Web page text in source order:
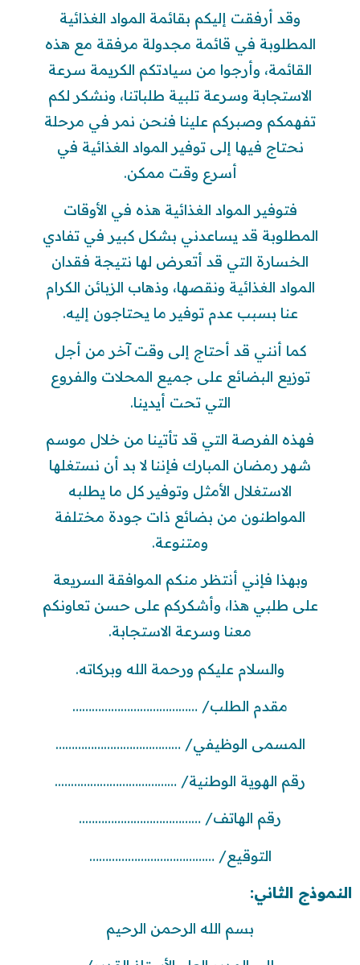
وقد أرفقت إليكم بقائمة المواد الغذائية
المطلوبة في قائمة مجدولة مرفقة مع هذه
القائمة، وأرجوا من سيادتكم الكريمة سرعة
الاستجابة وسرعة تلبية طلباتنا، ونشكر لكم
تفهمكم وصبركم علينا فنحن نمر في مرحلة
نحتاج فيها إلى توفير المواد الغذائية في
أسرع وقت ممكن.
فتوفير المواد الغذائية هذه في الأوقات
المطلوبة قد يساعدني بشكل كبير في تفادي
الخسارة التي قد أتعرض لها نتيجة فقدان
المواد الغذائية ونقصها، وذهاب الزبائن الكرام
عنا بسبب عدم توفير ما يحتاجون إليه.
كما أنني قد أحتاج إلى وقت آخر من أجل
توزيع البضائع على جميع المحلات والفروع
التي تحت أيدينا.
فهذه الفرصة التي قد تأتينا من خلال موسم
شهر رمضان المبارك فإننا لا بد أن نستغلها
الاستغلال الأمثل وتوفير كل ما يطلبه
المواطنون من بضائع ذات جودة مختلفة
ومتنوعة.
وبهذا فإني أنتظر منكم الموافقة السريعة
على طلبي هذا، وأشكركم على حسن تعاونكم
معنا وسرعة الاستجابة.
والسلام عليكم ورحمة الله وبركاته.
مقدم الطلب/ …………………………………
المسمى الوظيفي/ …………………………………
رقم الهوية الوطنية/ ………………………………..
رقم الهاتف/ ………………………………..
التوقيع/ …………………………………
النموذج الثاني:
بسم الله الرحمن الرحيم